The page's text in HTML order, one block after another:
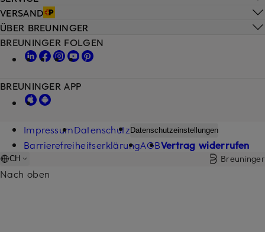
VERSAND
ÜBER BREUNINGER
BREUNINGER FOLGEN
BREUNINGER APP
ImpressumDatenschutz Datenschutzeinstellungen
BarrierefreiheitserklärungAGBVertrag widerrufen
CH Breuninger
Nach oben